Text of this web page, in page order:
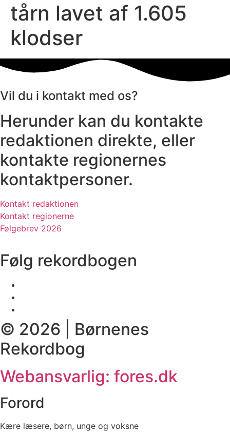
tårn lavet af 1.605
klodser
Vil du i kontakt med os?
Herunder kan du kontakte
redaktionen direkte, eller
kontakte regionernes
kontaktpersoner.
Kontakt redaktionen
Kontakt regionerne
Følgebrev 2026
Følg rekordbogen
© 2026 | Børnenes
Rekordbog
Webansvarlig: fores.dk
Forord
Kære læsere, børn, unge og voksne